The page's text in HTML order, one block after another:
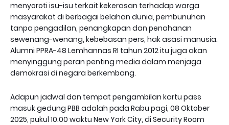
menyoroti isu-isu terkait kekerasan terhadap warga
masyarakat di berbagai belahan dunia, pembunuhan
tanpa pengadilan, penangkapan dan penahanan
sewenang-wenang, kebebasan pers, hak asasi manusia.
Alumni PPRA-48 Lemhannas RI tahun 2012 itu juga akan
menyinggung peran penting media dalam menjaga
demokrasi di negara berkembang.
Adapun jadwal dan tempat pengambilan kartu pass
masuk gedung PBB adalah pada Rabu pagi, 08 Oktober
2025, pukul 10.00 waktu New York City, di Security Room